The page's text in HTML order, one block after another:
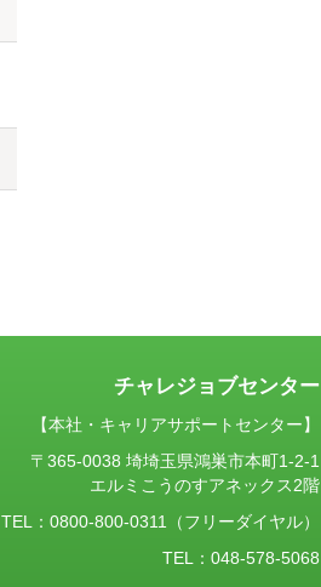
チャレジョブセンター
【本社・キャリアサポートセンター】
〒365-0038 埼埼玉県鴻巣市本町1-2-1
エルミこうのすアネックス2階
TEL： 0800-800-0311
（フリーダイヤル）
TEL：048-578-5068